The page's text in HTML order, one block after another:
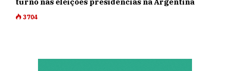
turno nas eleições presidências na Argentina
3704